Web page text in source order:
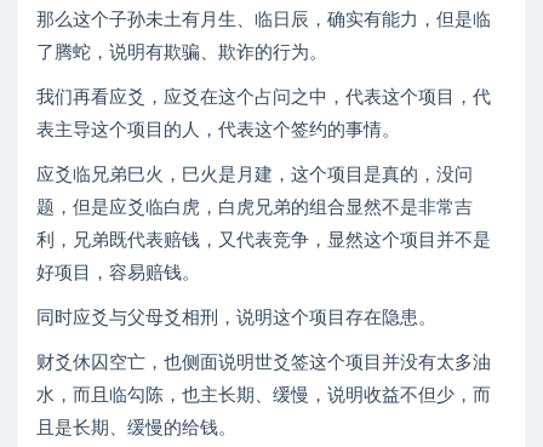
那么这个子孙未土有月生、临日辰，确实有能力，但是临
了腾蛇，说明有欺骗、欺诈的行为。
我们再看应爻，应爻在这个占问之中，代表这个项目，代
表主导这个项目的人，代表这个签约的事情。
应爻临兄弟巳火，巳火是月建，这个项目是真的，没问
题，但是应爻临白虎，白虎兄弟的组合显然不是非常吉
利，兄弟既代表赔钱，又代表竞争，显然这个项目并不是
好项目，容易赔钱。
同时应爻与父母爻相刑，说明这个项目存在隐患。
财爻休囚空亡，也侧面说明世爻签这个项目并没有太多油
水，而且临勾陈，也主长期、缓慢，说明收益不但少，而
且是长期、缓慢的给钱。